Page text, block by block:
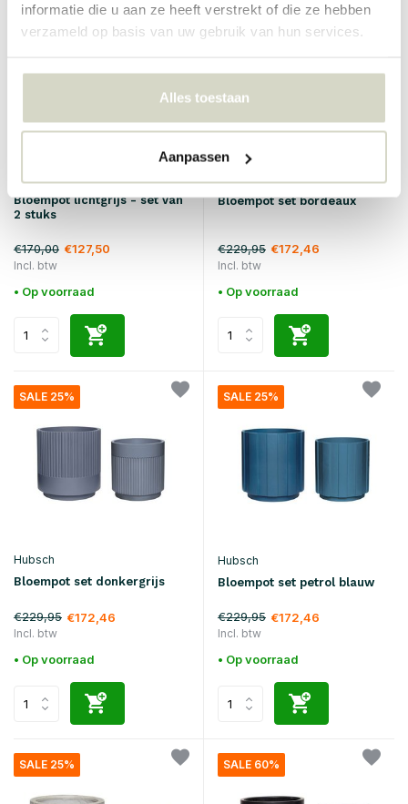
informatie die u aan ze heeft verstrekt of die ze hebben
verzameld op basis van uw gebruik van hun services.
Alles toestaan
Aanpassen
SALE 25%
Bloempot lichtgrijs - set van
2 stuks
€170,00 €127,50
Incl. btw
• Op voorraad
SALE 25%
Hubsch
Bloempot set bordeaux
€229,95 €172,46
Incl. btw
• Op voorraad
SALE 25%
Hubsch
Bloempot set donkergrijs
€229,95 €172,46
Incl. btw
• Op voorraad
SALE 25%
Hubsch
Bloempot set petrol blauw
€229,95 €172,46
Incl. btw
• Op voorraad
SALE 25% SALE 60%